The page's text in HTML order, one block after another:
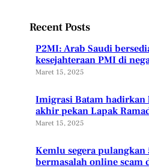
Recent Posts
P2MI: Arab Saudi
kesejahteraan PMI di
Maret 15, 2025
Imigrasi Batam hadirkan
akhir pekan Lapak
Maret 15, 2025
Kemlu segera pulangkan
bermasalah online scam